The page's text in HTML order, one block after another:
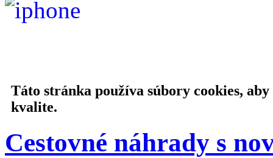
Táto stránka používa súbory cookies,
kvalite.
Cestovné náhrady s